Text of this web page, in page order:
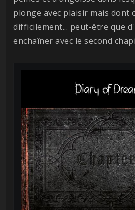
plonge avec plaisir mais dont
difficilement... peut-être que
enchaîner avec le second